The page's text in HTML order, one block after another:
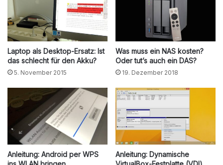
Laptop als Desktop-Ersatz: Ist
das schlecht für den Akku?
5. November 2015
Was muss ein NAS kosten?
Oder tut’s auch ein DAS?
19. Dezember 2018
Anleitung: Android per WPS
Anleitung: Dynamische